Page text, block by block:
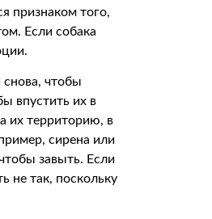
признаком того,
Если собака
снова, чтобы
впустить их в
их территорию, в
сирена или
завыть. Если
не так, поскольку